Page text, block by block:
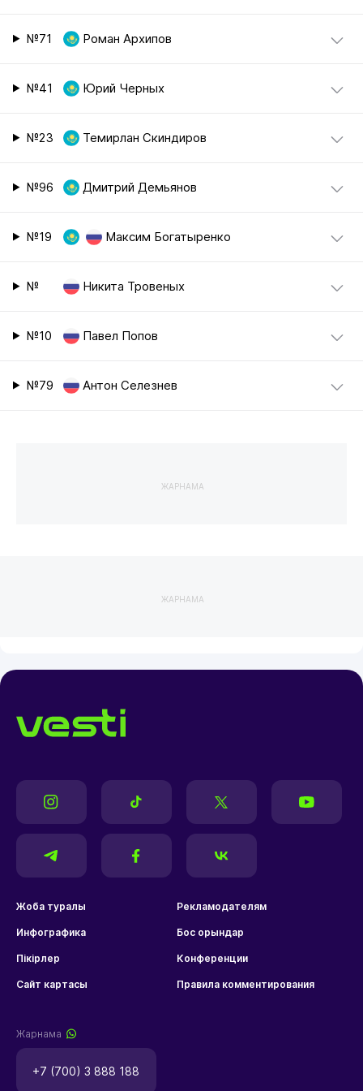
№71 Роман Архипов
№41 Юрий Черных
№23 Темирлан Скиндиров
№96 Дмитрий Демьянов
№19 Максим Богатыренко
№ Никита Тровеных
№10 Павел Попов
№79 Антон Селезнев
ЖАРНАМА
ЖАРНАМА
Жоба туралы Рекламодателям
Инфографика Бос орындар
Пікірлер Конференции
Сайт картасы Правила комментирования
Жарнама
+7 (700) 3 888 188